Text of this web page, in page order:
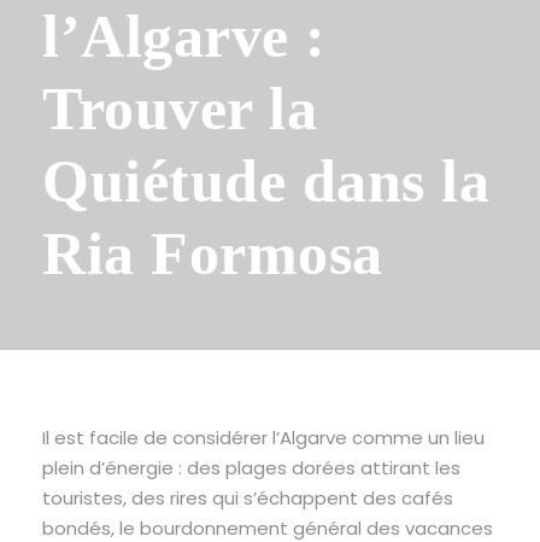
l’Algarve :
Trouver la
Quiétude dans la
Ria Formosa
Il est facile de considérer l’Algarve comme un lieu
plein d’énergie : des plages dorées attirant les
touristes, des rires qui s’échappent des cafés
bondés, le bourdonnement général des vacances